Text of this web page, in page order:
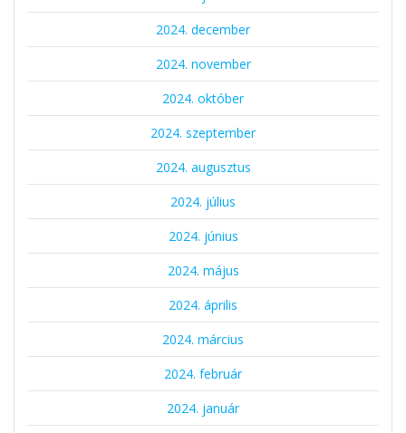
2024. december
2024. november
2024. október
2024. szeptember
2024. augusztus
2024. július
2024. június
2024. május
2024. április
2024. március
2024. február
2024. január